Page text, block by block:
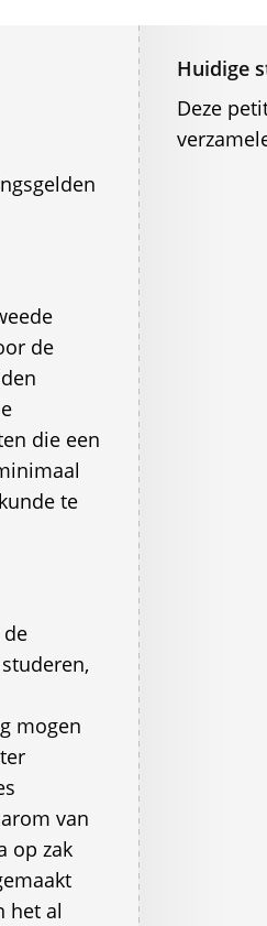
de
die een
te
mogen
van
op zak
het al
Huidige
Deze